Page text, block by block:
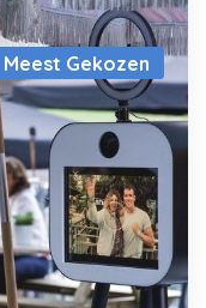
Meest Gekozen